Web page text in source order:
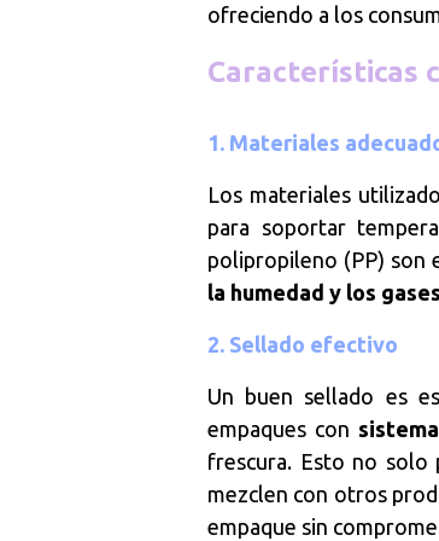
ofreciendo a los
Características
1. Materiales
Los materiales
para soportar
polipropileno (PP) son
la humedad y los
2. Sellado efectivo
Un buen sellado es
empaques con
frescura. Esto no solo
mezclen con otros
empaque sin